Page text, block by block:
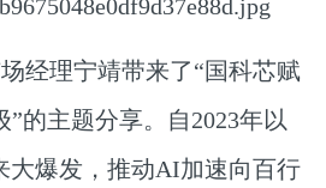
经理宁靖带来了“国科芯赋
的主题分享。自2023年以
大爆发，推动AI加速向百行